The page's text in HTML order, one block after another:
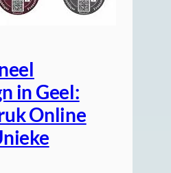
in Geel:
Online